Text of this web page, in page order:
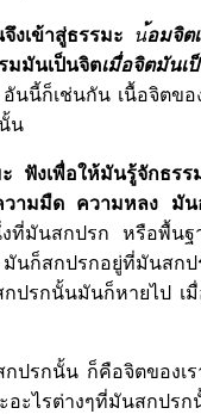
งเข้าสู่ธรรมะ นอมจิต
มมันเป็นจิตเมื่อจิตมัน
นนี้ก็เช่นกัน เนื้อจิตขอ
น
ะ ฟังเพื่อให้มันรู้จักธ
วามมืด ความหลง มัน
ที่มันสกปรก หรือพื้น
นก็สกปรกอยู่ที่มันสก
ปรกนั้นมันก็หายไป เ
กปรกนั้น ก็คือจิตของ
ะอะไรต่างๆที่มันส